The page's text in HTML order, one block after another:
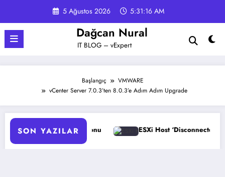
5 Ağustos 2026 5:31:17 AM
Dağcan Nural
IT BLOG – vExpert
Başlangıç
VMWARE
vCenter Server 7.0.3’ten 8.0.3’e Adım Adım Upgrade
SON YAZILAR
ESXi Host ‘Disconnected’ Sorunu Çözümü HPE